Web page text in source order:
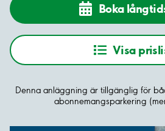
Boka
Visa
Denna anläggning är tillgänglig för
abonnemangsparkering